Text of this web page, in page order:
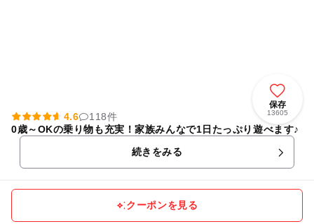
保存
13605
4.6
118件
0歳～OKの乗り物も充実！家族みんなで1日たっぷり遊べます♪
続きをみる
クーポンを見る